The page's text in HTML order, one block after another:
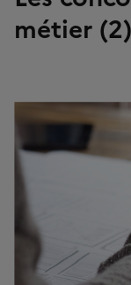
métier (2)